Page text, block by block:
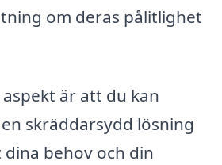
om deras pålitlighet
är att du kan
skräddarsydd lösning
dina behov och din